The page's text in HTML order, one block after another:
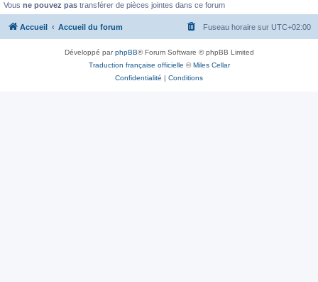
Vous ne pouvez pas transférer de pièces jointes dans ce forum
Accueil Accueil du forum Fuseau horaire sur UTC+02:00
Développé parphpBB® Forum Software © phpBB Limited
Traduction française officielle ©Miles Cellar
Confidentialité | Conditions